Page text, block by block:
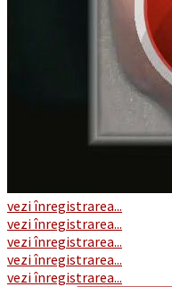
vezi înregistrarea...
vezi înregistrarea...
vezi înregistrarea...
vezi înregistrarea...
vezi înregistrarea...